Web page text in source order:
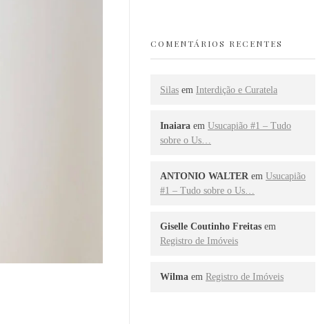
COMENTÁRIOS RECENTES
Silas em Interdição e Curatela
Inaiara em Usucapião #1 – Tudo
sobre o Us…
ANTONIO WALTER em Usucapião
#1 – Tudo sobre o Us…
Giselle Coutinho Freitas em
Registro de Imóveis
Wilma em Registro de Imóveis